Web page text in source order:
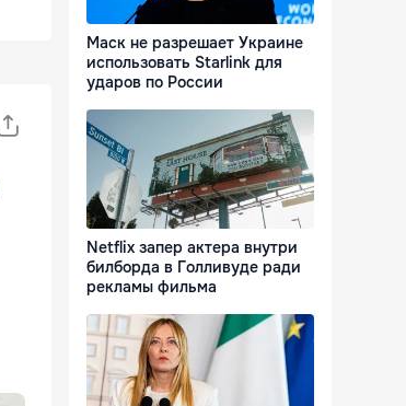
Маск не разрешает Украине
использовать Starlink для
ударов по России
Netflix запер актера внутри
билборда в Голливуде ради
рекламы фильма